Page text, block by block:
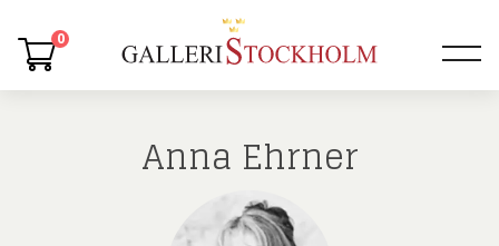
0
Anna Ehrner